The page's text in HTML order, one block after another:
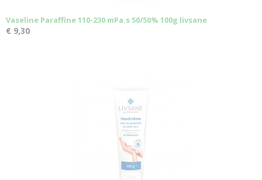
Vaseline Paraffine 110-230 mPa.s 50/50% 100g livsane
€ 9,30